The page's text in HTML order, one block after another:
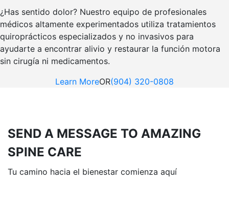
¿Has sentido dolor? Nuestro equipo de profesionales
médicos altamente experimentados utiliza tratamientos
quiroprácticos especializados y no invasivos para
ayudarte a encontrar alivio y restaurar la función motora
sin cirugía ni medicamentos.
Learn MoreOR(904) 320-0808
SEND A MESSAGE TO AMAZING
SPINE CARE
Tu camino hacia el bienestar comienza aquí